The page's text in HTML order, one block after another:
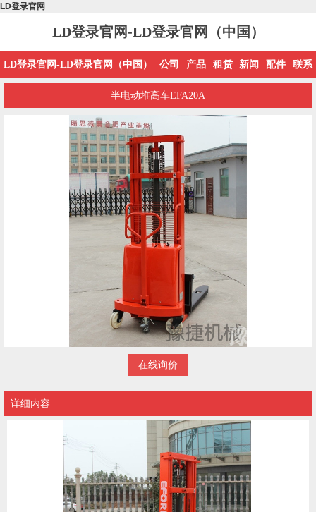
LD登录官网
LD登录官网-LD登录官网（中国）
LD登录官网-LD登录官网（中国） 公司 产品 租赁 新闻 配件 联系
半电动堆高车EFA20A
在线询价
详细内容